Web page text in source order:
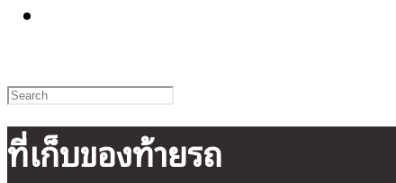
ที่เก็บของท้ายรถ